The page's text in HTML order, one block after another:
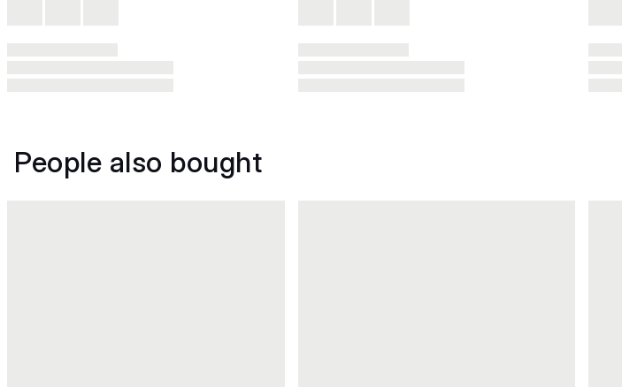
People also bought